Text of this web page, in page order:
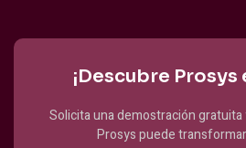
¡Descubre Prosys
Solicita una demostración
Prosys puede